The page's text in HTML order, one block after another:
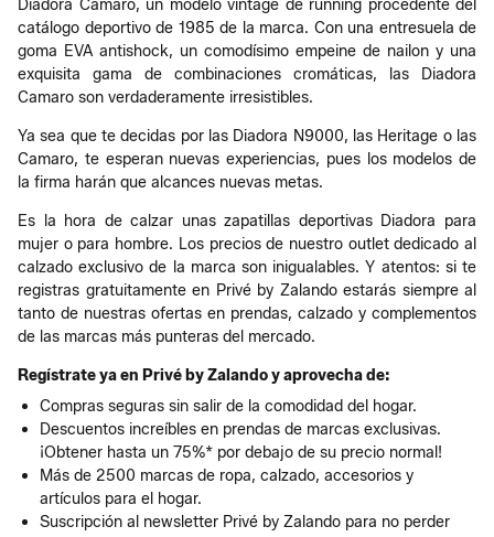
Diadora Camaro, un modelo vintage de running procedente del
catálogo deportivo de 1985 de la marca. Con una entresuela de
goma EVA antishock, un comodísimo empeine de nailon y una
exquisita gama de combinaciones cromáticas, las Diadora
Camaro son verdaderamente irresistibles.
Ya sea que te decidas por las Diadora N9000, las Heritage o las
Camaro, te esperan nuevas experiencias, pues los modelos de
la firma harán que alcances nuevas metas.
Es la hora de calzar unas zapatillas deportivas Diadora para
mujer o para hombre. Los precios de nuestro outlet dedicado al
calzado exclusivo de la marca son inigualables. Y atentos: si te
registras gratuitamente en Privé by Zalando estarás siempre al
tanto de nuestras ofertas en prendas, calzado y complementos
de las marcas más punteras del mercado.
Regístrate ya en Privé by Zalando y aprovecha de:
Compras seguras sin salir de la comodidad del hogar.
Descuentos increíbles en prendas de marcas exclusivas.
¡Obtener hasta un 75%* por debajo de su precio normal!
Más de 2500 marcas de ropa, calzado, accesorios y
artículos para el hogar.
Suscripción al newsletter Privé by Zalando para no perder